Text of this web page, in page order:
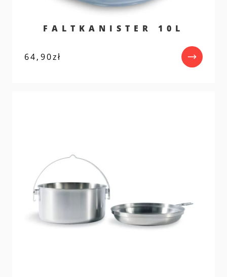
FALTKANISTER 10L
64,90zł